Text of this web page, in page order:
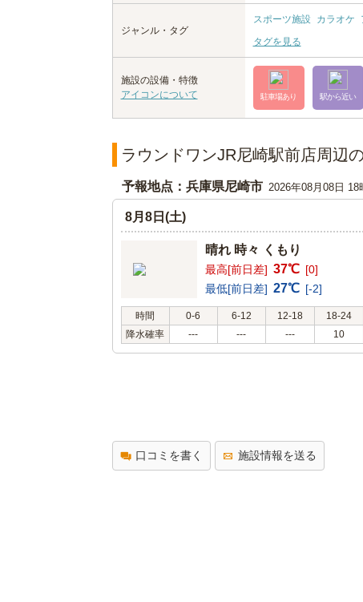
ジャンル・タグ
スポーツ施設 カラオケ
タグを見る
施設の設備・特徴
アイコンについて
駐車場あり 駅から近い
ラウンドワンJR尼崎駅前店周辺
予報地点：兵庫県尼崎市 2026年08月08日 18
8月8日(土)
晴れ 時々 くもり
最高[前日差] 37℃ [0]
最低[前日差] 27℃ [-2]
時間 0-6 6-12 12-18
18-24
降水確率
--- --- --- 10
口コミを書く 施設情報を送る